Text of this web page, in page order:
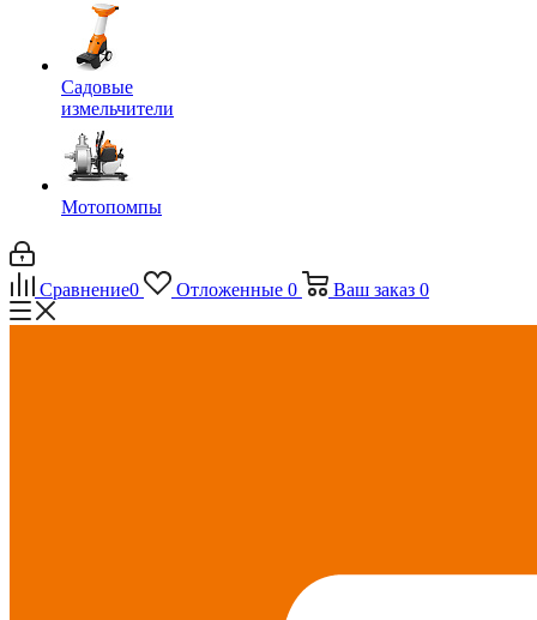
Садовые
измельчители
Мотопомпы
Сравнение0 Отложенные 0 Ваш заказ 0